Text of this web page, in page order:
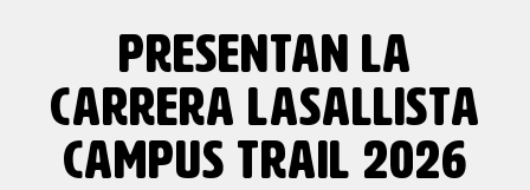
PRESENTAN LA
CARRERA LASALLISTA
CAMPUS TRAIL 2026